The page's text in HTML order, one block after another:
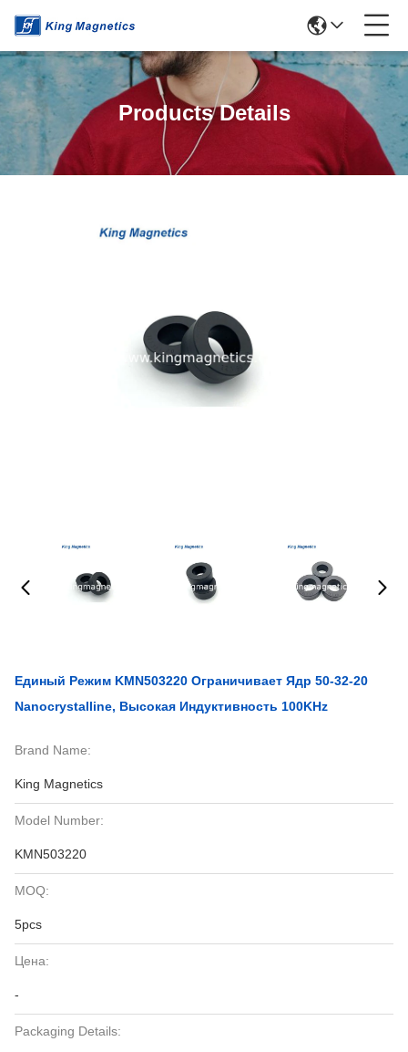
Products Details
Единый Режим KMN503220 Ограничивает Ядр 50-32-20
Nanocrystalline, Высокая Индуктивность 100KHz
Brand Name:
King Magnetics
Model Number:
KMN503220
MOQ:
5pcs
Цена:
-
Packaging Details: